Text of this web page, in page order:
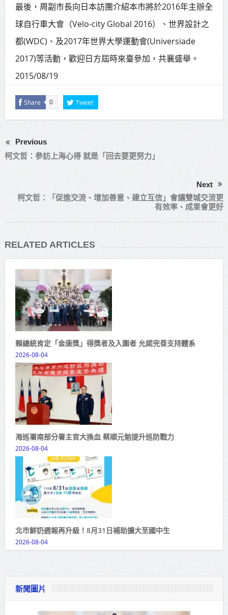
最後，周副市長向日本訪團介紹本市將於2016年主辦全
球自行車大會（Velo-city Global 2016）、世界設計之
都(WDC)、及2017年世界大學運動會(Universiade
2017)等活動，歡迎日方屆時來臺參加，共襄盛舉。
2015/08/19
Share 0 Tweet
Previous
柯文哲：參訪上海心得 就是「回去要更努力」
Next
柯文哲：「促進交流、增加善意、建立互信」會讓雙城交流更
有效率、成果會更好
RELATED ARTICLES
賴總統肯定「金唐獎」得獎者及入圍者 允諾完善支持體系
2026-08-04
海巡署南部分署主官大換血 蔡順元勉提升巡防戰力
2026-08-04
北市鮮奶週報再升級！8月31日補助擴大至國中生
2026-08-04
新聞圖片